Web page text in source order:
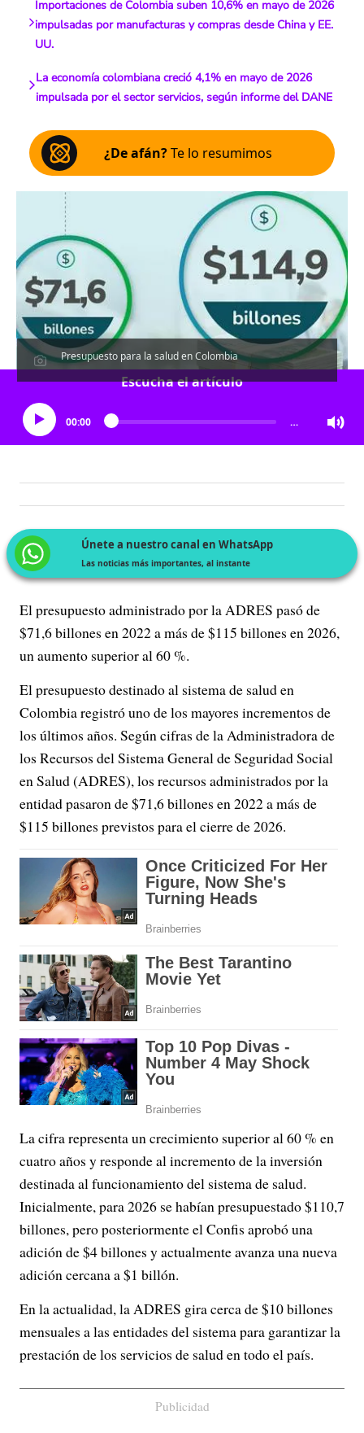
Importaciones de Colombia suben 10,6% en mayo de 2026
impulsadas por manufacturas y compras desde China y EE.
UU.
La economía colombiana creció 4,1% en mayo de 2026
impulsada por el sector servicios, según informe del DANE
¿De afán?Te lo resumimos
Presupuesto para la salud en Colombia
Escucha el artículo
00:00 …
Únete a nuestro canal en WhatsApp
Las noticias más importantes, al instante
El presupuesto administrado por la ADRES pasó de
$71,6 billones en 2022 a más de $115 billones en 2026,
un aumento superior al 60 %.
El presupuesto destinado al sistema de salud en
Colombia registró uno de los mayores incrementos de
los últimos años. Según cifras de la Administradora de
los Recursos del Sistema General de Seguridad Social
en Salud (ADRES), los recursos administrados por la
entidad pasaron de $71,6 billones en 2022 a más de
$115 billones previstos para el cierre de 2026.
La cifra representa un crecimiento superior al 60 % en
cuatro años y responde al incremento de la inversión
destinada al funcionamiento del sistema de salud.
Inicialmente, para 2026 se habían presupuestado $110,7
billones, pero posteriormente el Confis aprobó una
adición de $4 billones y actualmente avanza una nueva
adición cercana a $1 billón.
En la actualidad, la ADRES gira cerca de $10 billones
mensuales a las entidades del sistema para garantizar la
prestación de los servicios de salud en todo el país.
Publicidad